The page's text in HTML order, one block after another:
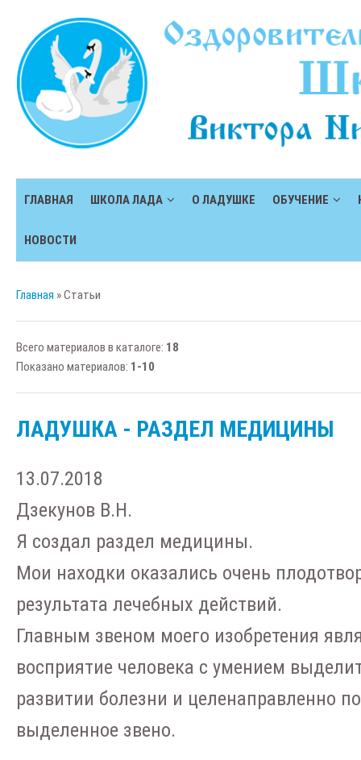
ГЛАВНАЯ ШКОЛА ЛАДА О ЛАДУШКЕ ОБУЧЕНИЕ
НОВОСТИ
Главная »Статьи
Всего материалов в каталоге: 18
Показано материалов: 1-10
ЛАДУШКА - РАЗДЕЛ МЕДИЦИНЫ
13.07.2018
Дзекунов В.Н.
Я создал раздел медицины.
Мои находки оказались очень
результата лечебных действий.
Главным звеном моего изобретения
восприятие человека с умением
развитии болезни и целенаправленно
выделенное звено.